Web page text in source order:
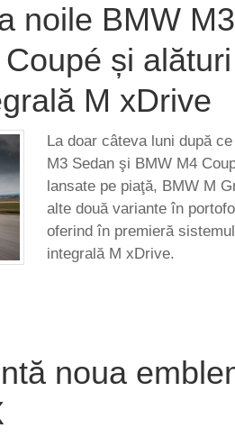
noile BMW M3
și
M xDrive
La doar câteva luni după
M3 Sedan şi BMW M4
lansate pe piaţă, BMW M
alte două variante în
oferind în premieră
integrală M xDrive.
noua